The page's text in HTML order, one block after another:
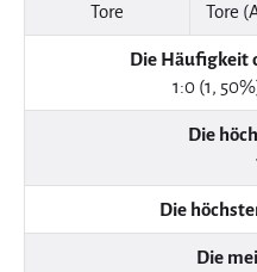
Tore Tore
Die Häufigkeit
1:0 (1,
Die
Die
Die